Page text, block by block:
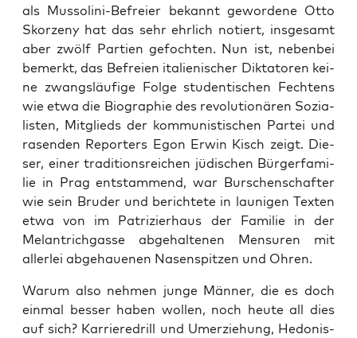
als Mus­so­li­ni-Befrei­er bekannt gewor­de­ne Otto
Skor­ze­ny hat das sehr ehr­lich notiert, ins­ge­samt
aber zwölf Par­tien gefoch­ten. Nun ist, neben­bei
bemerkt, das Befrei­en ita­lie­ni­scher Dik­ta­to­ren kei­
ne zwangs­läu­fi­ge Fol­ge stu­den­ti­schen Fech­tens
wie etwa die Bio­gra­phie des revo­lu­tio­nä­ren Sozia­
lis­ten, Mit­glieds der kom­mu­nis­ti­schen Par­tei und
rasen­den Repor­ters Egon Erwin Kisch zeigt. Die­
ser, einer tra­di­ti­ons­rei­chen jüdi­schen Bürg­erfa­mi­
lie in Prag ent­stam­mend, war Bur­schen­schaf­ter
wie sein Bru­der und berich­te­te in lau­ni­gen Tex­ten
etwa von im Patri­zi­er­haus der Fami­lie in der
Melan­trich­gas­se abge­hal­te­nen Men­su­ren mit
aller­lei abge­haue­nen Nasen­spit­zen und Ohren.
War­um also neh­men jun­ge Män­ner, die es doch
ein­mal bes­ser haben wol­len, noch heu­te all dies
auf sich? Kar­rie­re­drill und Umer­zie­hung, Hedo­nis­